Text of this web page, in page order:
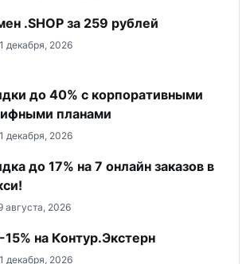
.SHOP за 259 рублей
декабря, 2026
до 40% с корпоративными
планами
декабря, 2026
до 17% на 7 онлайн заказов в
августа, 2026
на Контур.Экстерн
декабря, 2026